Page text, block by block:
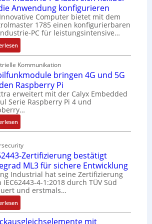
Anwendung konfigurieren
Computer bietet mit dem
1785 einen konfigurierbaren
PC für leistungsintensive…
:
1
9
-
Z
o
l
l
-
I
d
u
s
t
r
i
e
Kommunikation
bringen 4G und 5G
Raspberry Pi
erweitert mit der Calyx Embedded
Serie Raspberry Pi 4 und
:
M
b
i
l
f
u
n
k
Zertifizierung bestätigt
ML3 für sichere Entwicklung
Industrial hat seine Zertifizierung
IEC62443-4-1:2018 durch TÜV Süd
und erstmals…
:
I
E
mit